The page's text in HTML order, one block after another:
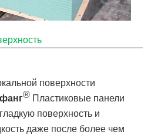
поверхности
® Пластиковые панели
поверхность и
даже после более чем